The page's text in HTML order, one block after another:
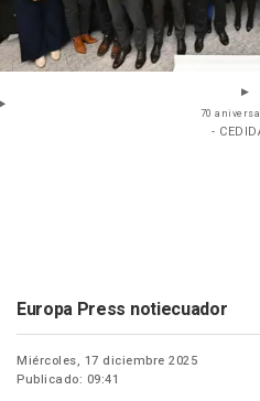
70
-
Europa Press notiecuador
Miércoles, 17 diciembre 2025
Publicado: 09:41